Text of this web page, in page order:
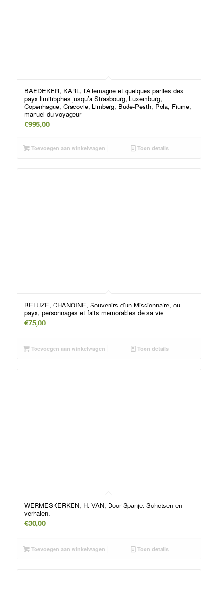
BAEDEKER, KARL, l’Allemagne et quelques parties des
pays limitrophes jusqu’a Strasbourg, Luxemburg,
Copenhague, Cracovie, Limberg, Bude-Pesth, Pola, Fiume,
manuel du voyageur
€995,00
Toevoegen aan winkelwagen Toon details
BELUZE, CHANOINE, Souvenirs d’un Missionnaire, ou
pays, personnages et faits mémorables de sa vie
€75,00
Toevoegen aan winkelwagen Toon details
WERMESKERKEN, H. VAN, Door Spanje. Schetsen en
verhalen.
€30,00
Toevoegen aan winkelwagen Toon details